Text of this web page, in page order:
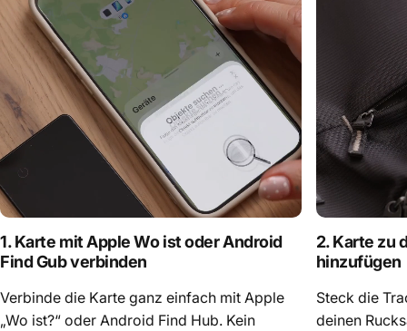
1. Karte mit Apple Wo ist oder Android
Find Gub verbinden
Verbinde die Karte ganz einfach mit Apple
„Wo ist?“ oder Android Find Hub. Kein
2. Karte zu
hinzufügen
Steck die
deinen